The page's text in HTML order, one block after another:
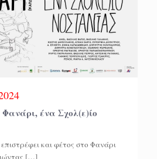
ένα Σχολ(ε)ίο
και φέτος στο Φανάρι
[…]